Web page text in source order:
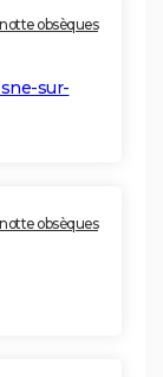
obsèques
sur-
obsèques